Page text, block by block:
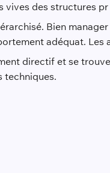
vives des structures pr
Bien manager
adéquat. Les
directif et se
techniques.